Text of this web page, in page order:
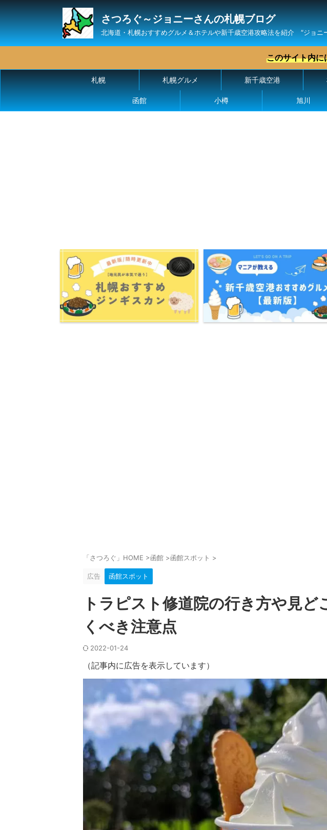
さつろぐ～ジョニーさんの札幌ブログ
北海道・札幌おすすめグルメ＆ホテルや新千歳空港攻略法を紹介 ″ジョニ
このサイト内に
札幌 札幌グルメ 新千歳空港
函館 小樽 旭川
「さつろぐ」HOME >函館 >函館スポット >
広告 函館スポット
トラピスト修道院の行き方や見ど
くべき注意点
2022-01-24
（記事内に広告を表示しています）